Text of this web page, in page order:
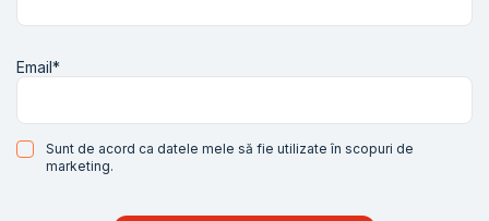
Email*
Sunt de acord ca datele mele să fie utilizate în scopuri de
marketing.